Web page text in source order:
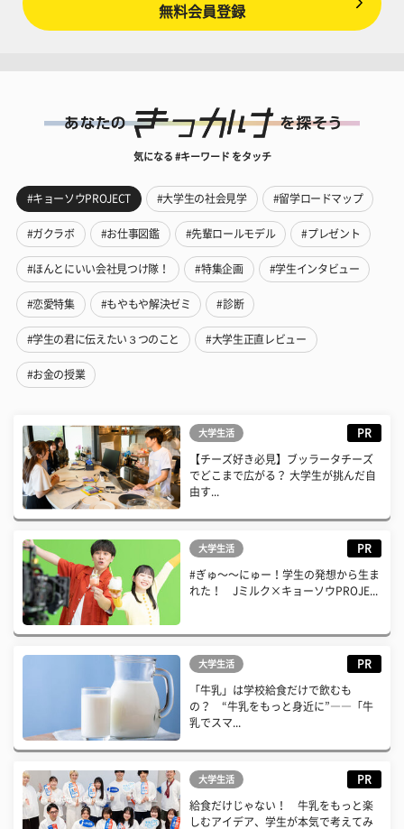
無料会員登録
気になる #キーワード をタッチ
#キョーソウPROJECT #大学生の社会見学 #留学ロードマップ
#ガクラボ #お仕事図鑑 #先輩ロールモデル #プレゼント
#ほんとにいい会社見つけ隊！ #特集企画 #学生インタビュー
#恋愛特集 #もやもや解決ゼミ #診断
#学生の君に伝えたい３つのこと #大学生正直レビュー
#お金の授業
大学生活 PR
【チーズ好き必見】ブッラータチーズ
でどこまで広がる？ 大学生が挑んだ自
由す...
大学生活 PR
#ぎゅ〜〜にゅー！学生の発想から生ま
れた！ Jミルク×キョーソウPROJE...
大学生活 PR
「牛乳」は学校給食だけで飲むも
の？ “牛乳をもっと身近に”――「牛
乳でスマ...
大学生活 PR
給食だけじゃない！ 牛乳をもっと楽
しむアイデア、学生が本気で考えてみ